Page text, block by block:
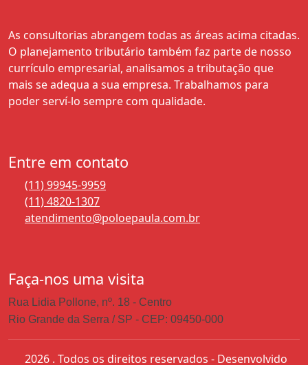
As consultorias abrangem todas as áreas acima citadas.
O planejamento tributário também faz parte de nosso
currículo empresarial, analisamos a tributação que
mais se adequa a sua empresa. Trabalhamos para
poder serví-lo sempre com qualidade.
Entre em contato
(11) 99945-9959
(11) 4820-1307
atendimento@poloepaula.com.br
Faça-nos uma visita
Rua Lidia Pollone, nº. 18 - Centro
Rio Grande da Serra / SP - CEP: 09450-000
2026 . Todos os direitos reservados - Desenvolvido